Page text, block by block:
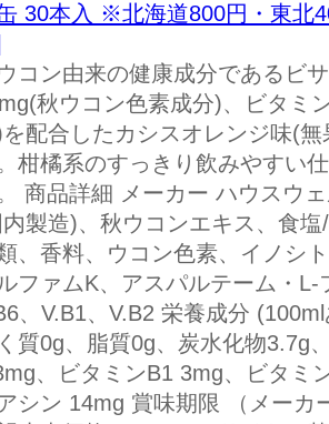
30本入 ※北海道800円・東北
コン由来の健康成分であるビ
秋ウコン色素成分)、ビタミ
を配合したカシスオレンジ味(
柑橘系のすっきり飲みやすい
商品詳細 メーカー ハウスウ
製造)、秋ウコンエキス、食
、香料、ウコン色素、イノシ
ファムK、アスパルテーム・
、V.B1、V.B2 栄養成分
質0g、脂質0g、炭水化物3.7g
、ビタミンB1 3mg、ビタミ
シン 14mg 賞味期限 （メー